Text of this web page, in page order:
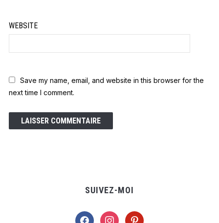
WEBSITE
Save my name, email, and website in this browser for the
next time I comment.
SUIVEZ-MOI
facebookinstagrampinterest